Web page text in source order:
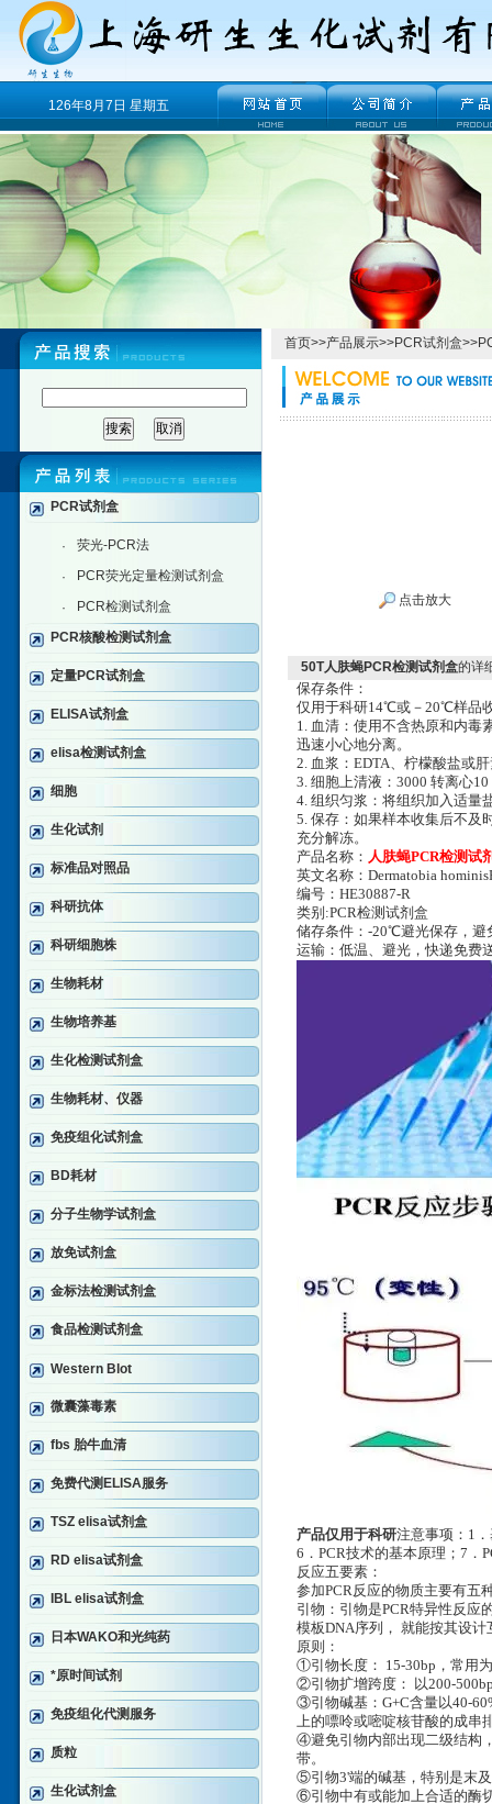
126年8月7日 星期五
PCR试剂盒
· 荧光-PCR法
· PCR荧光定量检测试剂盒
·
PCR检测试剂盒
PCR核酸检测试剂盒
定量PCR试剂盒
ELISA试剂盒
elisa检测试剂盒
细胞
生化试剂
标准品对照品
科研抗体
科研细胞株
生物耗材
生物培养基
生化检测试剂盒
生物耗材、仪器
免疫组化试剂盒
BD耗材
分子生物学试剂盒
放免试剂盒
金标法检测试剂盒
食品检测试剂盒
Western Blot
微囊藻毒素
fbs 胎牛血清
免费代测ELISA服务
TSZ elisa试剂盒
RD elisa试剂盒
IBL elisa试剂盒
日本WAKO和光纯药
*原时间试剂
免疫组化代测服务
质粒
生化试剂盒
首页>>产品展示>>PCR试剂盒>>
点击放大
50T人肤蝇PCR检测试剂盒的详
保存条件：
仅用于科研14℃或－20℃样品
1. 血清：使用不含热原和内毒
迅速小心地分离。
2. 血浆：EDTA、柠檬酸盐或
3. 细胞上清液：3000 转离心
4. 组织匀浆：将组织加入适量
5. 保存：如果样本收集后不及
充分解冻。
产品名称： 人肤蝇PCR检测试
英文名称：Dermatobia
编号：HE30887-R
类别:PCR检测试剂盒
储存条件：-20℃避光保存，避
运输：低温、避光，快递免费
产品仅用于科研注意事项：1
6．PCR技术的基本原理；7．
反应五要素：
参加PCR反应的物质主要有五
引物：引物是PCR特异性反应
模板DNA序列， 就能按其设
原则：
①引物长度： 15-30bp，常用
②引物扩增跨度： 以200-
③引物碱基：G+C含量以40-
上的嘌呤或嘧啶核苷酸的成串
④避免引物内部出现二级结构
带。
⑤引物3'端的碱基，特别是末
⑥引物中有或能加上合适的酶